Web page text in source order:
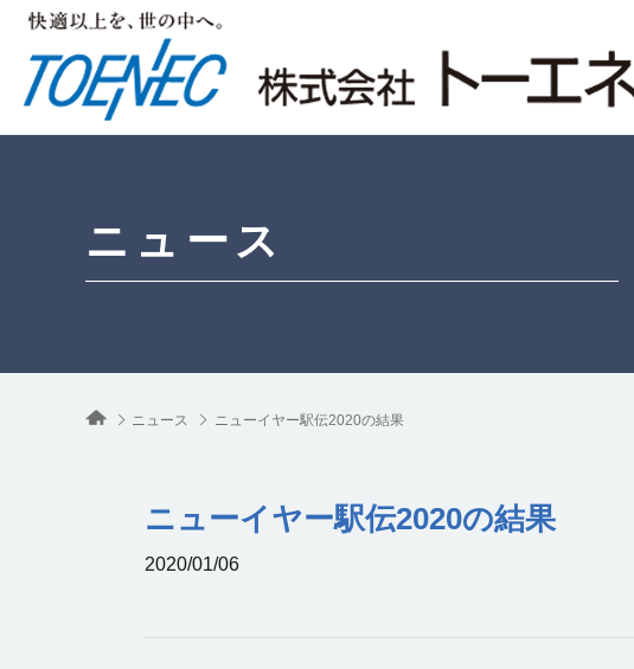
ニュース
ニュース ニューイヤー駅伝2020の結果
ニューイヤー駅伝2020の結果
2020/01/06